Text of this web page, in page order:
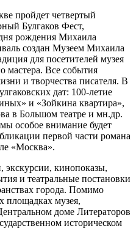
пройдет четвертый
Булгаков Фест,
рождения Михаила
создан Музеем Михаила
для посетителей музея
мастера. Все события
и творчества писателя. В
дат: 100-летие
и «Зойкина квартира»,
в Большом театре и мн.др.
особое внимание будет
первой части романа
«Москва».
экскурсии, кинопоказы,
и театральные постановки
города. Помимо
площадках музея,
доме Литераторов
историческом